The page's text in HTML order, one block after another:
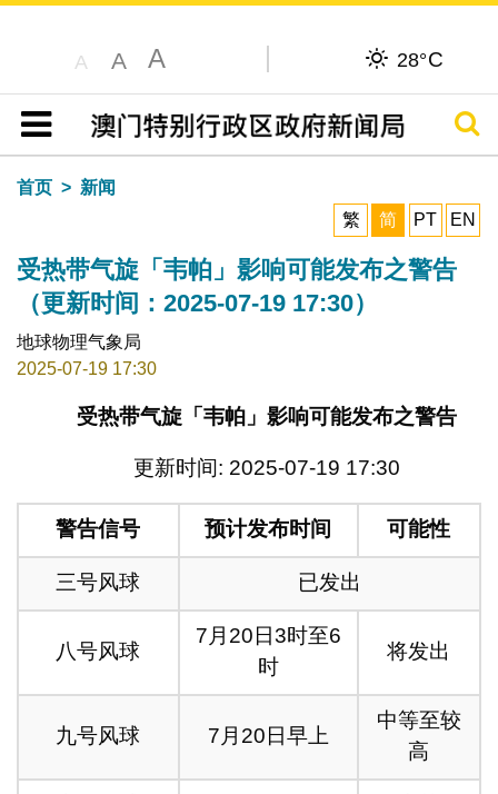
A A A 28°C
目录
搜寻
首页
新闻
繁
简 PT EN
受热带气旋「韦帕」影响可能发布之警告
（更新时间：2025-07-19 17:30）
地球物理气象局
2025-07-19 17:30
受热带气旋「韦帕」影响可能发布之警告
更新时间: 2025-07-19 17:30
警告信号 预计发布时间 可能性
三号风球 已发出
八号风球
7月20日3时至6
时
将发出
九号风球 7月20日早上
中等至较
高